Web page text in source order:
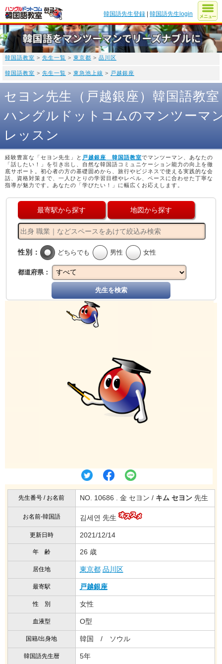
韓国語先生登録 |韓国語先生login
韓国語教室 > 先生一覧 > 東京都 > 品川区
韓国語教室 > 先生一覧 > 東急池上線 > 戸越銀座
セヨン先生（戸越銀座）韓国語教室
ハングルドットコムのマンツーマ
レッスン
経験豊富な「セヨン先生」と 戸越銀座 韓国語教室でマンツーマン、あなたの
「話したい！」を引き出し、自然な韓国語コミュニケーション能力の向上を徹
底サポート。初心者の方の基礎固めから、旅行やビジネスで使える実践的な会
話、資格対策まで、一人ひとりの学習目標やレベル、ペースに合わせた丁寧な
指導が魅力です。あなたの「学びたい！」に幅広くお応えします。
最寄駅から探す 地図から探す
性別： どちらでも 男性 女性
都道府県：
先生を検索
先生番号 / お名前 NO. 10686 . 金 セヨン / キム セヨン先生
お名前-韓国語 김세연 先生
更新日時 2021/12/14
年 齢 26 歳
居住地 東京都 品川区
最寄駅 戸越銀座
性 別 女性
血液型 O型
国籍/出身地 韓国 / ソウル
韓国語先生暦 5年